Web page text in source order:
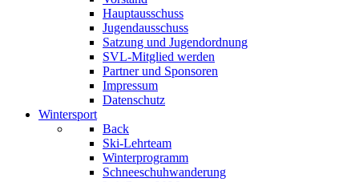
Hauptausschuss
Jugendausschuss
Satzung und Jugendordnung
SVL-Mitglied werden
Partner und Sponsoren
Impressum
Datenschutz
Wintersport
Back
Ski-Lehrteam
Winterprogramm
Schneeschuhwanderung